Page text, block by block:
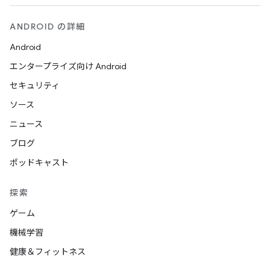
ANDROID の詳細
Android
エンタープライズ向け Android
セキュリティ
ソース
ニュース
ブログ
ポッドキャスト
探索
ゲーム
機械学習
健康＆フィットネス